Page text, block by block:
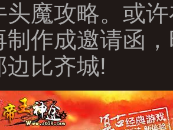
头魔攻略。或
制作成邀请函
边比齐城!